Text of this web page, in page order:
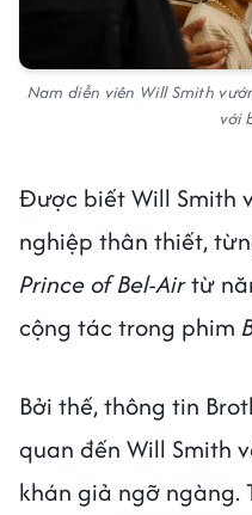
Nam diễn viên Will Smith
với
Được biết Will Smith
nghiệp thân thiết,
Prince of Bel-Airtừ
cộng tác trong phim
Bởi thế, thông tin
quan đến Will Smith
khán giả ngỡ ngàng.